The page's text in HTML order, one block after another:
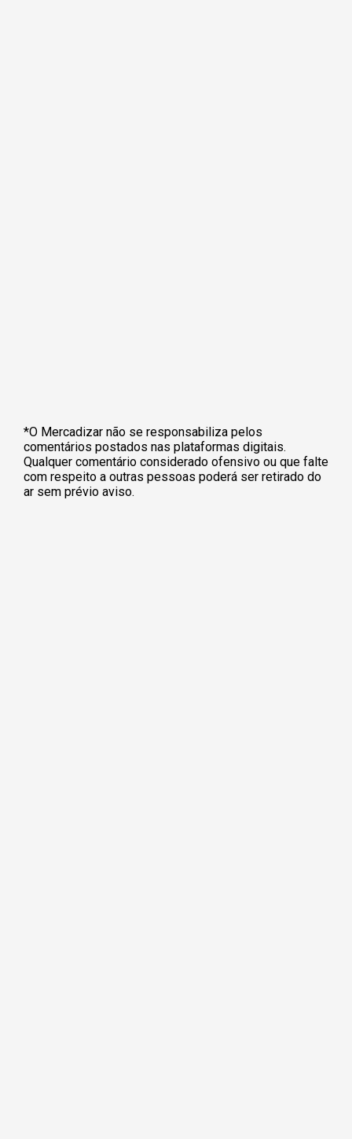
*O Mercadizar não se responsabiliza pelos
comentários postados nas plataformas digitais.
Qualquer comentário considerado ofensivo ou que falte
com respeito a outras pessoas poderá ser retirado do
ar sem prévio aviso.